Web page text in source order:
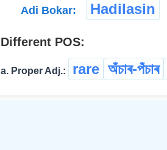
Adi Bokar: Hadilasin
Different POS:
a. Proper Adj.: rare অঁচাৰ-পঁচাৰ